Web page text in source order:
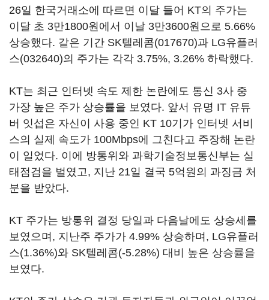
26일 한국거래소에 따르면 이달 들어 KT의 주가는
이달 초 3만1800원에서 이날 3만3600원으로 5.66%
상승했다. 같은 기간 SK텔레콤(017670)과 LG유플러
스(032640)의 주가는 각각 3.75%, 3.26% 하락했다.
KT는 최근 인터넷 속도 제한 논란에도 통신 3사 중
가장 높은 주가 상승률을 보였다. 앞서 유명 IT 유튜
버 잇섭은 자신이 사용 중인 KT 10기가 인터넷 서비
스의 실제 속도가 100Mbps에 그친다고 주장해 논란
이 일었다. 이에 방통위와 과학기술정보통신부는 실
태점검을 벌였고, 지난 21일 결국 5억원의 과징금 처
분을 받았다.
KT 주가는 방통위 결정 당일과 다음날에도 상승세를
보였으며, 지난주 주가가 4.99% 상승하며, LG유플러
스(1.36%)와 SK텔레콤(-5.28%) 대비 높은 상승률을
보였다.